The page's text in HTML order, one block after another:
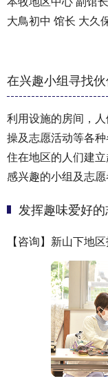
大鳥初中 馆长 大久
在兴趣小组寻找伙
利用设施的房间，
操及志愿活动等各
住在地区的人们建
感兴趣的小组及志愿
发挥趣味爱好的
【咨询】新山下地